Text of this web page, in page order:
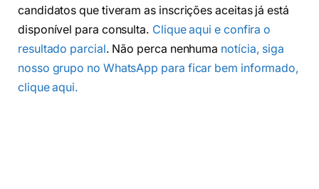
candidatos que tiveram as inscrições aceitas já está
disponível para consulta. Clique aqui e confira o
resultado parcial. Não perca nenhuma notícia, siga
nosso grupo no WhatsApp para ficar bem informado,
clique aqui.